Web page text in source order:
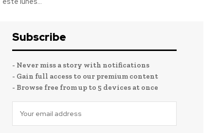
Subscribe
- Never miss a story with notifications
- Gain full access to our premium content
- Browse free from up to 5 devices at once